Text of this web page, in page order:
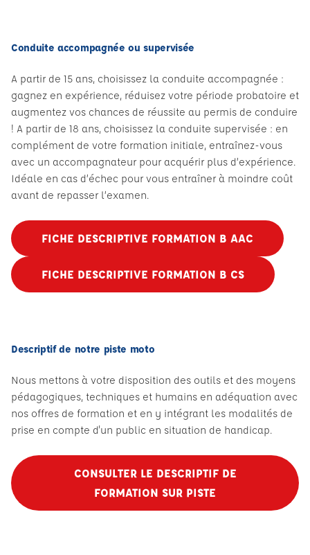
Conduite accompagnée ou supervisée
A partir de 15 ans, choisissez la conduite accompagnée :
gagnez en expérience, réduisez votre période probatoire et
augmentez vos chances de réussite au permis de conduire
! A partir de 18 ans, choisissez la conduite supervisée : en
complément de votre formation initiale, entraînez-vous
avec un accompagnateur pour acquérir plus d’expérience.
Idéale en cas d’échec pour vous entraîner à moindre coût
avant de repasser l’examen.
FICHE DESCRIPTIVE FORMATION B AAC
FICHE DESCRIPTIVE FORMATION B CS
Descriptif de notre piste moto
Nous mettons à votre disposition des outils et des moyens
pédagogiques, techniques et humains en adéquation avec
nos offres de formation et en y intégrant les modalités de
prise en compte d'un public en situation de handicap.
CONSULTER LE DESCRIPTIF DE
FORMATION SUR PISTE